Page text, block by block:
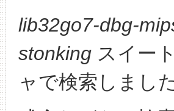
lib32go7-dbg-
stonking スイー
ャで検索しました